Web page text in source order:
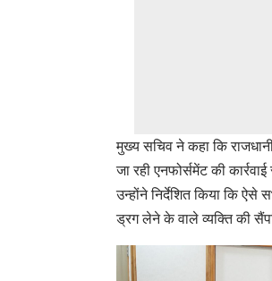
मुख्य सचिव ने कहा कि
जा रही एनफोर्समेंट की
उन्होंने निर्देशित किया कि ऐसे
ड्रग लेने के वाले व्यक्ति की